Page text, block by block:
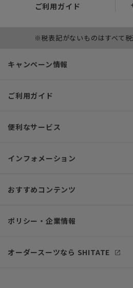
ご利用ガイド
※税表記がないものはすべて
キャンペーン情報
ご利用ガイド
便利なサービス
インフォメーション
おすすめコンテンツ
ポリシー・企業情報
オーダースーツなら SHITATE